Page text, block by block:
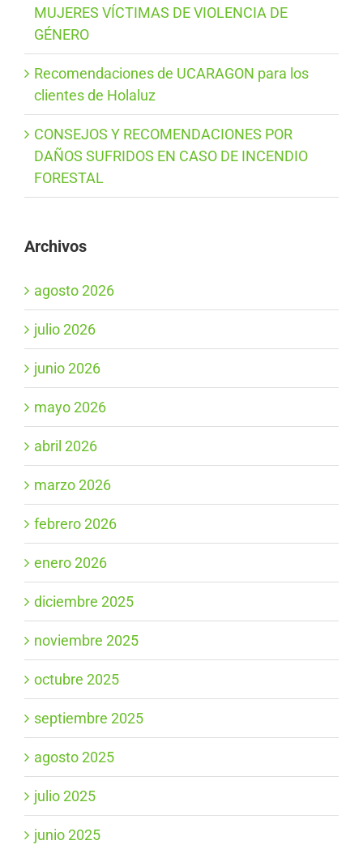
MUJERES VÍCTIMAS DE VIOLENCIA DE
GÉNERO
Recomendaciones de UCARAGON para los
clientes de Holaluz
CONSEJOS Y RECOMENDACIONES POR
DAÑOS SUFRIDOS EN CASO DE INCENDIO
FORESTAL
Archivos
agosto 2026
julio 2026
junio 2026
mayo 2026
abril 2026
marzo 2026
febrero 2026
enero 2026
diciembre 2025
noviembre 2025
octubre 2025
septiembre 2025
agosto 2025
julio 2025
junio 2025